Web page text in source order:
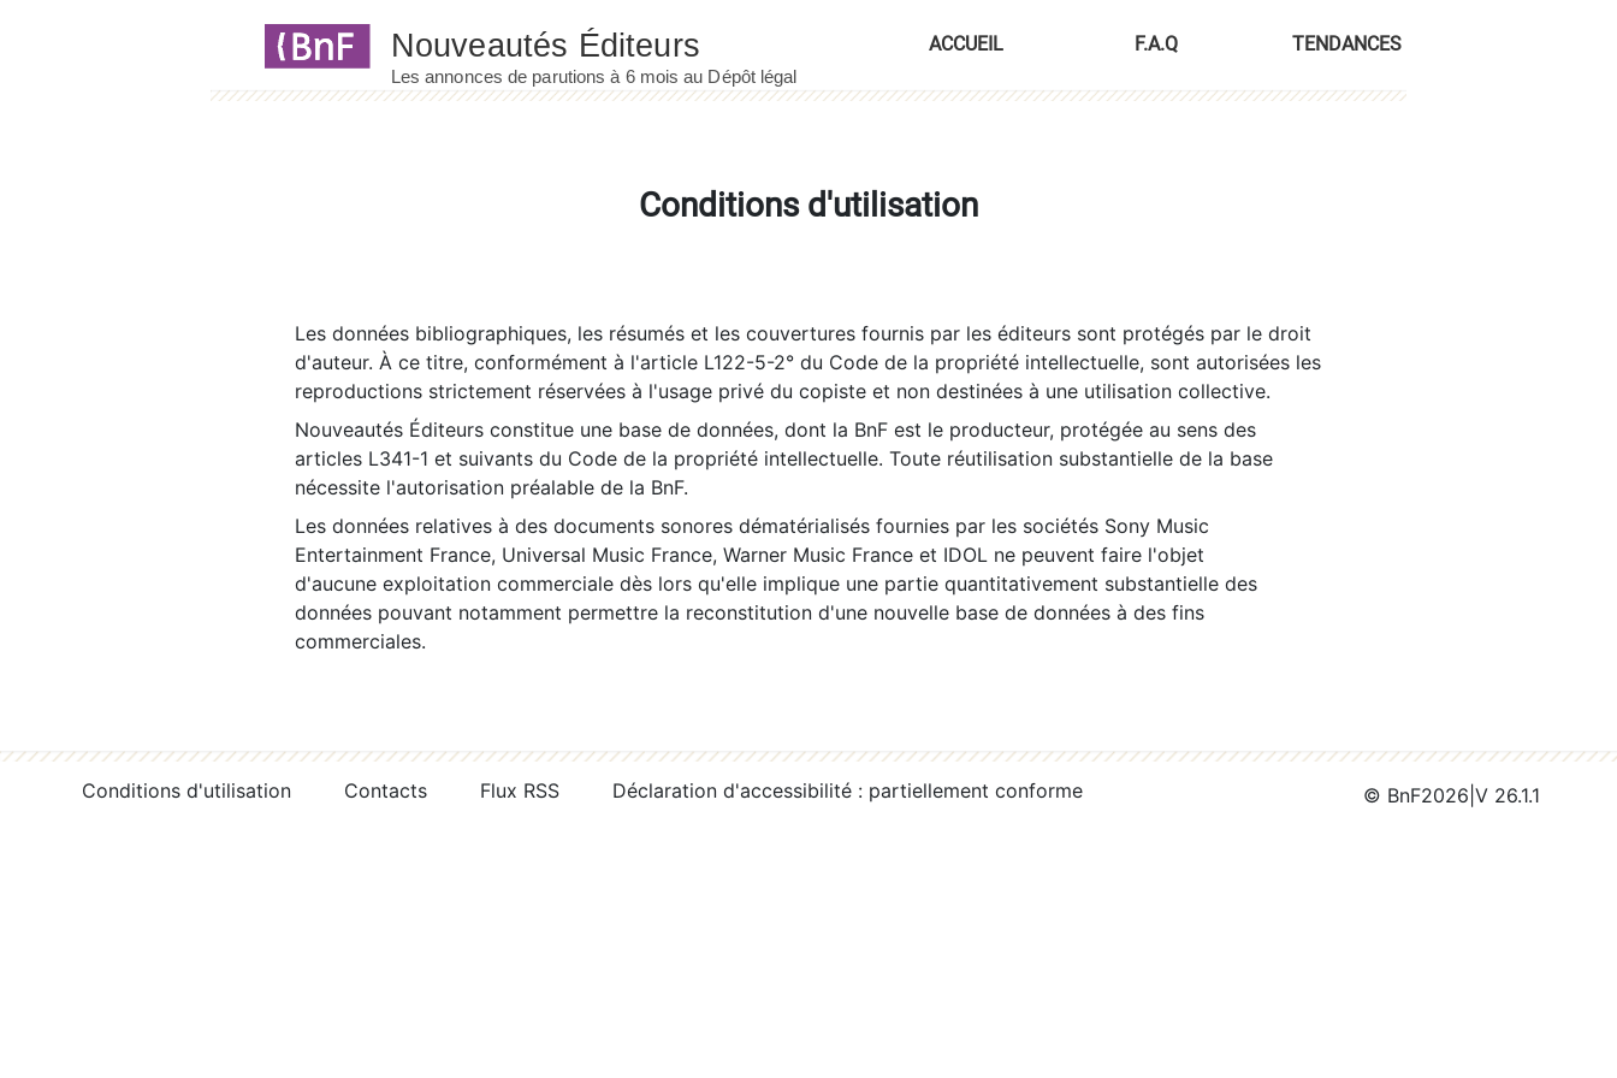
ACCUEIL F.A.Q TENDANCES
Conditions d'utilisation
Les données bibliographiques, les résumés et les couvertures fournis par les éditeurs sont protégés par le droit
d'auteur. À ce titre, conformément à l'article L122-5-2° du Code de la propriété intellectuelle, sont autorisées les
reproductions strictement réservées à l'usage privé du copiste et non destinées à une utilisation collective.
Nouveautés Éditeurs constitue une base de données, dont la BnF est le producteur, protégée au sens des
articles L341-1 et suivants du Code de la propriété intellectuelle. Toute réutilisation substantielle de la base
nécessite l'autorisation préalable de la BnF.
Les données relatives à des documents sonores dématérialisés fournies par les sociétés Sony Music
Entertainment France, Universal Music France, Warner Music France et IDOL ne peuvent faire l'objet
d'aucune exploitation commerciale dès lors qu'elle implique une partie quantitativement substantielle des
données pouvant notamment permettre la reconstitution d'une nouvelle base de données à des fins
commerciales.
Conditions d'utilisation Contacts Flux RSS Déclaration d'accessibilité : partiellement conforme © BnF2026 V 26.1.1